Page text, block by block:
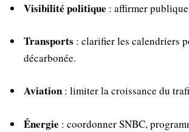
Visibilité politique : affirmer
Transports : clarifier les calendriers
décarbonée.
Aviation : limiter la croissance du
Énergie : coordonner SNBC,